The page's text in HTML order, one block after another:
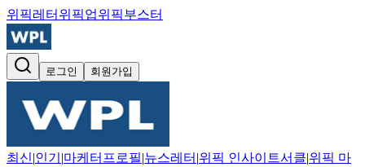
위픽레터 위픽업위픽부스터
로그인 회원가입
최신|인기 |마케터프로필|뉴스레터 |위픽 인사이트서클|위픽 마